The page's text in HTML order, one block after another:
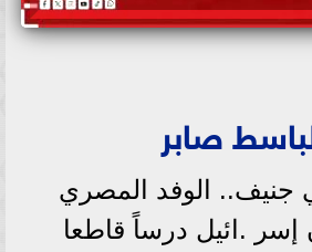
صابر
جنيف.. الوفد المصري
إسر .ائيل درساً قاطعا